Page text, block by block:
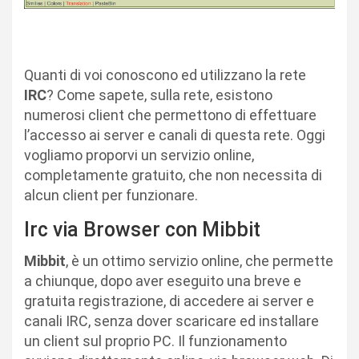
Quanti di voi conoscono ed utilizzano la rete
IRC? Come sapete, sulla rete, esistono
numerosi client che permettono di effettuare
l’accesso ai server e canali di questa rete. Oggi
vogliamo proporvi un servizio online,
completamente gratuito, che non necessita di
alcun client per funzionare.
Irc via Browser con Mibbit
Mibbit, è un ottimo servizio online, che permette
a chiunque, dopo aver eseguito una breve e
gratuita registrazione, di accedere ai server e
canali IRC, senza dover scaricare ed installare
un client sul proprio PC. Il funzionamento